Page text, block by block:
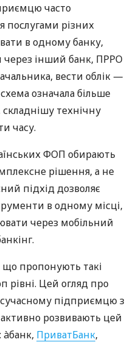
часто
послугами різних
в одному банку,
через інший банк, ПРРО
вести облік —
означала більше
складнішу технічну
часу.
ФОП обирають
рішення, а не
підхід дозволяє
в одному місці,
через мобільний
пропонують такі
рівні. Цей огляд про
підприємцю з
активно розвивають цей
ПриватБанк,